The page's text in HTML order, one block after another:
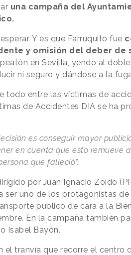
una campaña del
Y es que Farruquito fue
y omisión del deber de
en Sevilla, yendo al
ni seguro y dándose a la
todo entre las víctimas de
de Accidentes DIA se ha
es conseguir mayor
en cuenta que esto remueve
que falleció”.
por Juan Ignacio Zoido
ser uno de los protagonistas
público de cara a la
En la campaña también
Isabel Bayón.
el tranvía que recorre el centro